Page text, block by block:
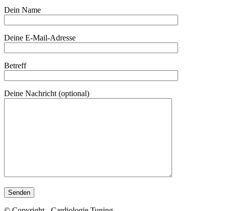
Dein Name
Deine E-Mail-Adresse
Betreff
Deine Nachricht (optional)